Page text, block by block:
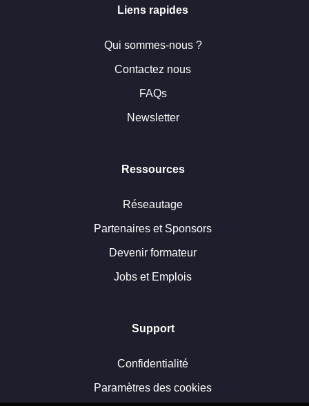
Liens rapides
Qui sommes-nous ?
Contactez nous
FAQs
Newsletter
Ressources
Réseautage
Partenaires et Sponsors
Devenir formateur
Jobs et Emplois
Support
Confidentialité
Paramètres des cookies